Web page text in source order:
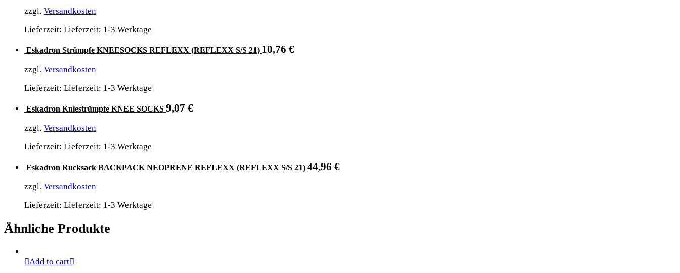
zzgl. Versandkosten
Lieferzeit: Lieferzeit: 1-3 Werktage
Eskadron Strümpfe KNEESOCKS REFLEXX (REFLEXX S/S 21) 10,76 €
zzgl. Versandkosten
Lieferzeit: Lieferzeit: 1-3 Werktage
Eskadron Kniestrümpfe KNEE SOCKS 9,07 €
zzgl. Versandkosten
Lieferzeit: Lieferzeit: 1-3 Werktage
Eskadron Rucksack BACKPACK NEOPRENE REFLEXX (REFLEXX S/S 21) 44,96 €
zzgl. Versandkosten
Lieferzeit: Lieferzeit: 1-3 Werktage
Ähnliche Produkte
Add to cart